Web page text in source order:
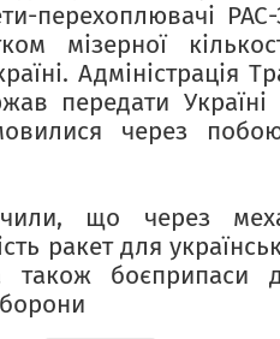
перехоплювачі
мізерної
Адміністрація
передати Україні
через
що через
ракет для
також боєприпаси